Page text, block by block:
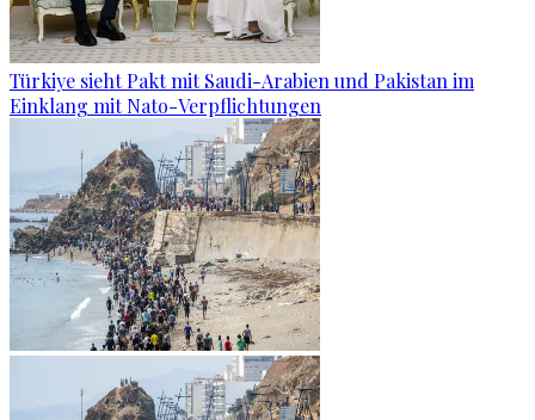
Türkiye sieht Pakt mit Saudi-Arabien und Pakistan im
Einklang mit Nato-Verpflichtungen